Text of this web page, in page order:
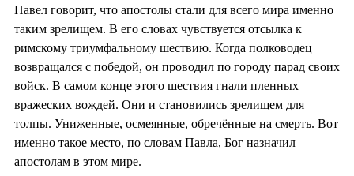
Павел говорит, что апостолы стали для всего мира именно
таким зрелищем. В его словах чувствуется отсылка к
римскому триумфальному шествию. Когда полководец
возвращался с победой, он проводил по городу парад своих
войск. В самом конце этого шествия гнали пленных
вражеских вождей. Они и становились зрелищем для
толпы. Униженные, осмеянные, обречённые на смерть. Вот
именно такое место, по словам Павла, Бог назначил
апостолам в этом мире.